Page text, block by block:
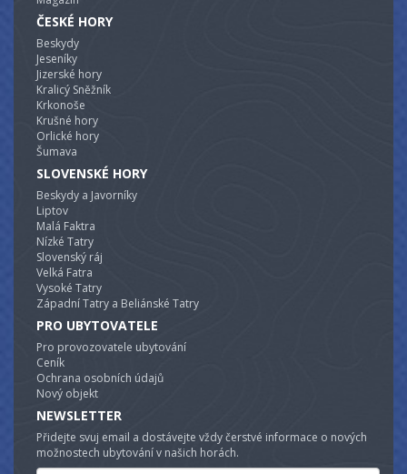
ČESKÉ HORY
Beskydy
Jeseníky
Jizerské hory
Kralicý Sněžník
Krkonoše
Krušné hory
Orlické hory
Šumava
SLOVENSKÉ HORY
Beskydy a Javorníky
Liptov
Malá Faktra
Nízké Tatry
Slovenský ráj
Velká Fatra
Vysoké Tatry
Západní Tatry a Beliánské Tatry
PRO UBYTOVATELE
Pro provozovatele ubytování
Ceník
Ochrana osobních údajů
Nový objekt
NEWSLETTER
Přidejte svuj email a dostávejte vždy čerstvé informace o nových
možnostech ubytování v našich horách.